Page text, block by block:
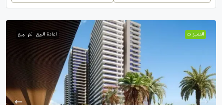
الممیزات اعادة البيع تم البيع